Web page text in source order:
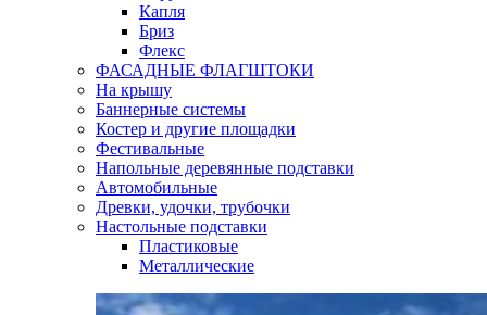
Капля
Бриз
Флекс
ФАСАДНЫЕ ФЛАГШТОКИ
На крышу
Баннерные системы
Костер и другие площадки
Фестивальные
Напольные деревянные подставки
Автомобильные
Древки, удочки, трубочки
Настольные подставки
Пластиковые
Металлические